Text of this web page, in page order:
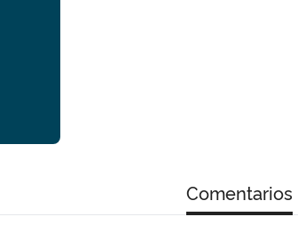
Comentarios